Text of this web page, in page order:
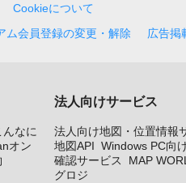
Cookieについて
ム会員登録の変更・解除 広告掲
んなに
オン
法人向けサービス
法人向け地図・位置情報
地図API Windows PC向
確認サービス
MAP
グロジ